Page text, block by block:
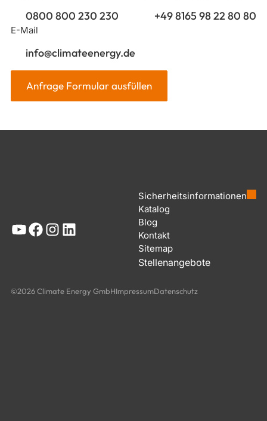
0800 800 230 230 +49 8165 98 22 80 80
E-Mail
info@climateenergy.de
Anfrage Formular ausfüllen
YouTube
Facebook
Instagram
LinkedIn
Sicherheitsinformationen
Katalog
Blog
Kontakt
Sitemap
Stellenangebote
©2026 Climate Energy GmbHImpressumDatenschutz